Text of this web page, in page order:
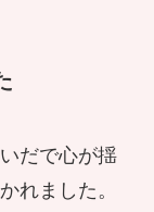
だで心が揺
れました。